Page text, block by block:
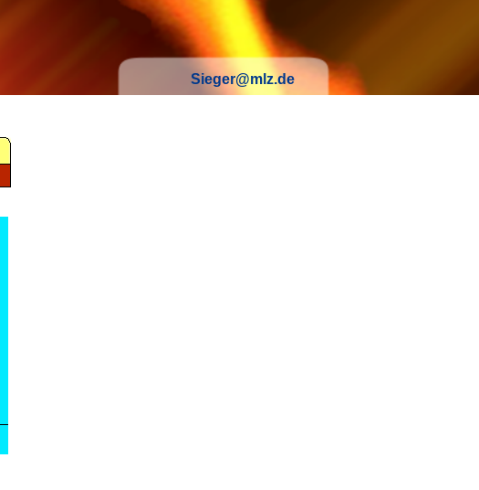
Sieger@mlz.de